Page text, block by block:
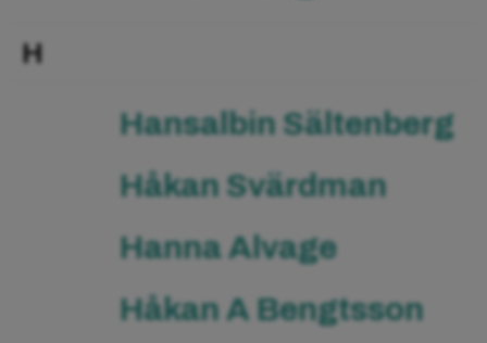
H
Hansalbin Sältenberg
Håkan Svärdman
Hanna Alvage
Håkan A Bengtsson